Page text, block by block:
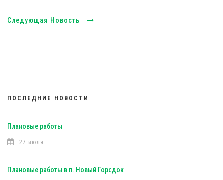
Следующая Новость
ПОСЛЕДНИЕ НОВОСТИ
Плановые работы
27 июля
Плановые работы в п. Новый Городок